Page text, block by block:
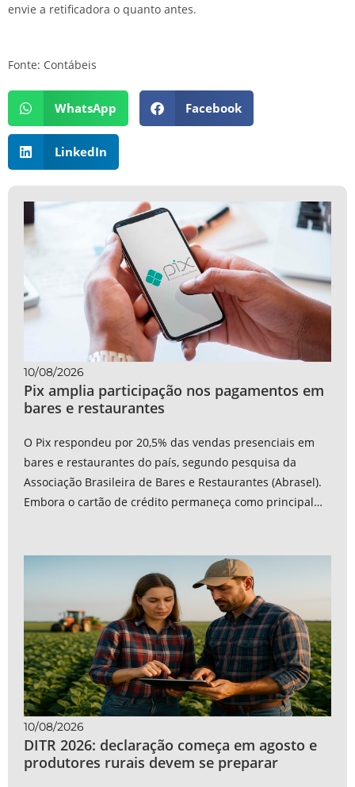
envie a retificadora o quanto antes.
Fonte: Contábeis
WhatsApp Facebook
LinkedIn
10/08/2026
Pix amplia participação nos pagamentos em
bares e restaurantes
O Pix respondeu por 20,5% das vendas presenciais em
bares e restaurantes do país, segundo pesquisa da
Associação Brasileira de Bares e Restaurantes (Abrasel).
Embora o cartão de crédito permaneça como principal
10/08/2026
DITR 2026: declaração começa em agosto e
produtores rurais devem se preparar